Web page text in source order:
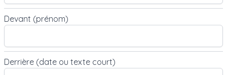
Devant (prénom)
Derrière (date ou texte court)